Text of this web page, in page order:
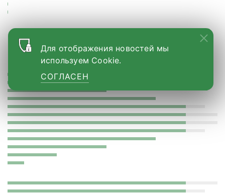
Больше новостей
Для отображения новостей мы
используем Cookie.
СОГЛАСЕН